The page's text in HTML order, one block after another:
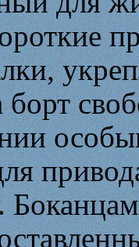
борт